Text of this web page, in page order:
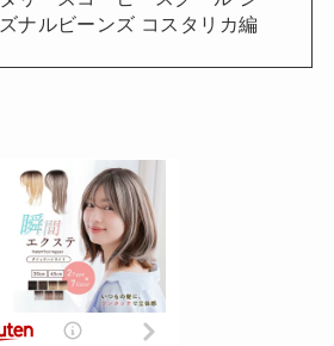
ズナルビーンズ コスタリカ編